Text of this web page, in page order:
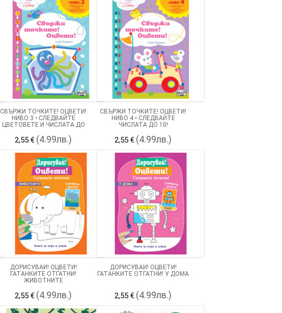
СВЪРЖИ ТОЧКИТЕ! ОЦВЕТИ!
НИВО 3 • СЛЕДВАЙТЕ
ЦВЕТОВЕТЕ И ЧИСЛАТА ДО
2,55 € (4.99лв.)
СВЪРЖИ ТОЧКИТЕ! ОЦВЕТИ!
НИВО 4 • СЛЕДВАЙТЕ
ЧИСЛАТА ДО 10!
2,55 € (4.99лв.)
ДОРИСУВАЙ! ОЦВЕТИ!
ГАТАНКИТЕ ОТГАТНИ!
ЖИВОТНИТЕ
2,55 € (4.99лв.)
ДОРИСУВАЙ! ОЦВЕТИ!
ГАТАНКИТЕ ОТГАТНИ! У ДОМА
2,55 € (4.99лв.)